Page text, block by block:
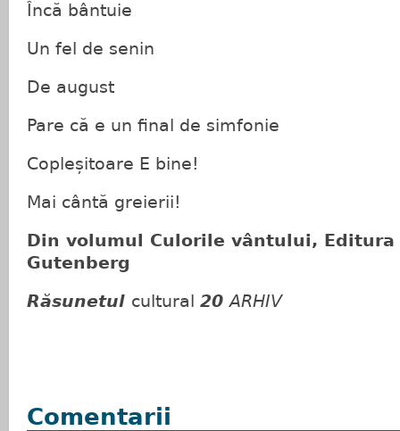
Încă bântuie
Un fel de senin
De august
Pare că e un final de simfonie
Copleșitoare E bine!
Mai cântă greierii!
Din volumul Culorile vântului, Editura
Gutenberg
Răsunetul cultural 20ARHIV
Comentarii